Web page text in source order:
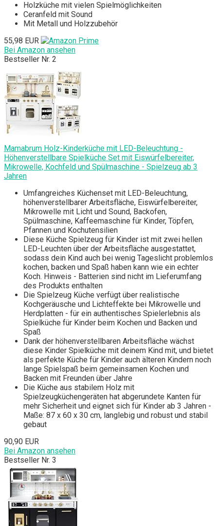
Holzküche mit vielen Spielmöglichkeiten
Ceranfeld mit Sound
Mit Metall und Holzzubehör
55,98 EUR
Bei Amazon ansehen
Bestseller Nr. 2
Mamabrum Holz-Kinderküche mit LED-Beleuchtung -
Höhenverstellbare Spielküche Set mit Eiswürfelbereiter,
Mikrowelle, Kochfeld und Spülmaschine - Spielzeug ab 3
Jahren
Umfangreiches Küchenset mit LED-Beleuchtung,
höhenverstellbarer Arbeitsfläche, Eiswürfelbereiter,
Mikrowelle mit Licht und Sound, Backofen,
Spülmaschine, Kaffeemaschine für Kinder, Töpfen,
Pfannen und Kochutensilien
Diese Küche Spielzeug für Kinder ist mit zwei hellen
LED-Leuchten über der Arbeitsfläche ausgestattet,
sodass dein Kind auch bei wenig Tageslicht problemlos
kochen, backen und Spaß haben kann wie ein echter
Koch. Hinweis - Batterien sind nicht im Lieferumfang
des Produkts enthalten
Die Spielzeug Küche verfügt über realistische
Kochgeräusche und Lichteffekte bei Mikrowelle und
Herdplatten - für ein authentisches Spielerlebnis als
Spielküche für Kinder beim Kochen und Backen und
Spaß
Dank der höhenverstellbaren Arbeitsfläche wächst
diese Kinder Spielküche mit deinem Kind mit, und bietet
als perfekte Küche für Kinder auch älteren Kindern noch
lange Spielspaß beim gemeinsamen Kochen und
Backen mit Freunden über Jahre
Die Küche aus stabilem Holz mit
Spielzeugküchengeräten hat abgerundete Kanten für
mehr Sicherheit und eignet sich für Kinder ab 3 Jahren -
Maße: 87 x 60 x 30 cm, langlebig und robust und stabil
gebaut
90,90 EUR
Bei Amazon ansehen
Bestseller Nr. 3